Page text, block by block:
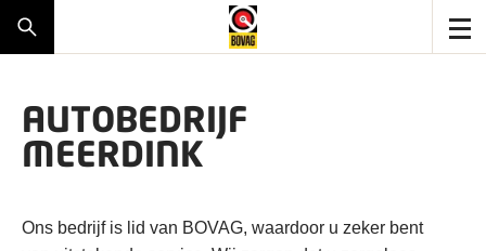
AUTOBEDRIJF
MEERDINK
Ons bedrijf is lid van BOVAG, waardoor u zeker bent